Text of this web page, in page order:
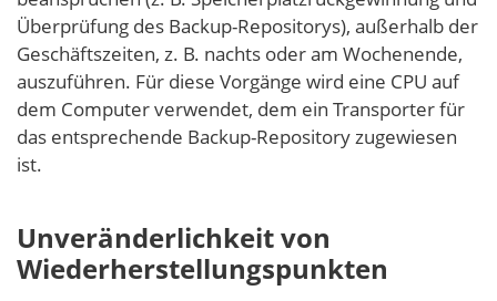
Überprüfung des Backup-Repositorys), außerhalb der
Geschäftszeiten, z. B. nachts oder am Wochenende,
auszuführen. Für diese Vorgänge wird eine CPU auf
dem Computer verwendet, dem ein Transporter für
das entsprechende Backup-Repository zugewiesen
ist.
Unveränderlichkeit von
Wiederherstellungspunkten